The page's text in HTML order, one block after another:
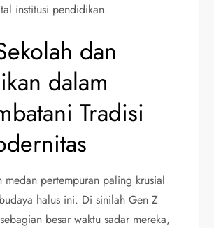
institusi pendidikan.
dan
dalam
Tradisi
medan pertempuran paling krusial
halus ini. Di sinilah Gen Z
besar waktu sadar mereka,